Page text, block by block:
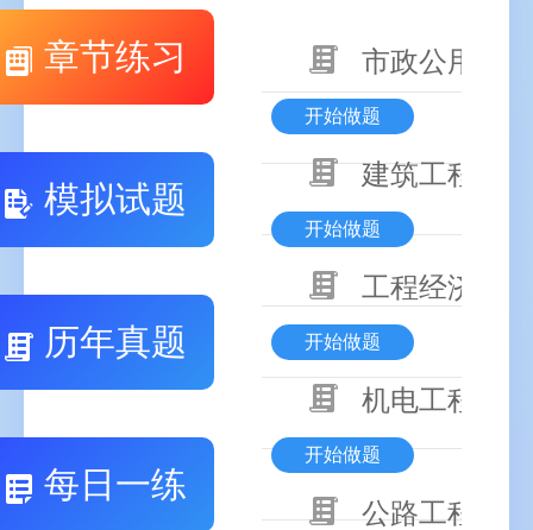
章节练习
模拟试题
历年真题
每日一练
市政公用工
开始做题
建筑工程技术
开始做题
工程经济
开始做题
机电工程技术
开始做题
公路工程技术